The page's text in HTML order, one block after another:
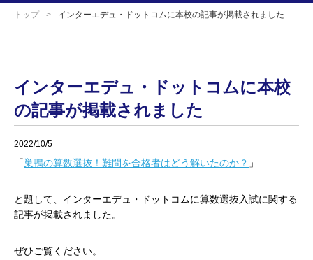
トップ インターエデュ・ドットコムに本校の記事が掲載されました
インターエデュ・ドットコムに本校
の記事が掲載されました
2022/10/5
「巣鴨の算数選抜！難問を合格者はどう解いたのか？ 」
と題して、インターエデュ・ドットコムに算数選抜入試に関する
記事が掲載されました。
ぜひご覧ください。